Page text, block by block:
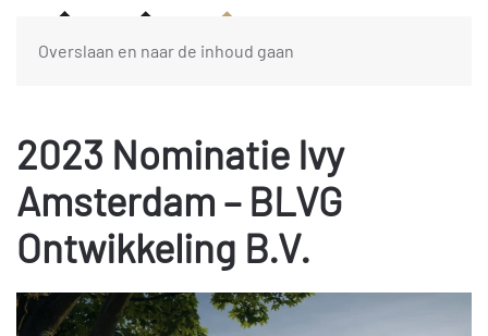
Overslaan en naar de inhoud gaan
2023 Nominatie Ivy
Amsterdam – BLVG
Ontwikkeling B.V.